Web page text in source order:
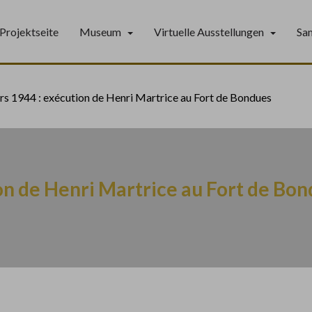
Projektseite Museum Virtuelle Ausstellungen
1944 : exécution de Henri Martrice au Fort de Bondues
de Henri Martrice au Fort de